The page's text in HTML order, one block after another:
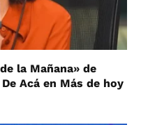
la Mañana» de
Acá en Más de hoy